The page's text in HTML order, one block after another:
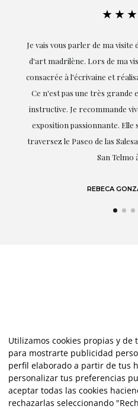
Exceptionnelle. Maria m'a
réalisation de ce travail et,
goûts et mes besoins ; sa
professionnalisme ont été
soulignant (bien sûr) son
dont elle
LAURA
Utilizamos cookies propias y de
para mostrarte publicidad
perfil elaborado a partir de tus
personalizar tus preferencias
aceptar todas las cookies
rechazarlas seleccionando